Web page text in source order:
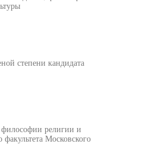
степени кандидата
религии и
Московского